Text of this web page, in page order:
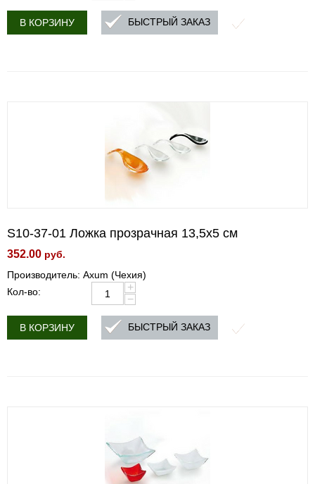
В КОРЗИНУ БЫСТРЫЙ ЗАКАЗ
S10-37-01 Ложка прозрачная 13,5х5 см
352.00 руб.
Производитель: Axum (Чехия)
Кол-во:
+
−
В КОРЗИНУ БЫСТРЫЙ ЗАКАЗ